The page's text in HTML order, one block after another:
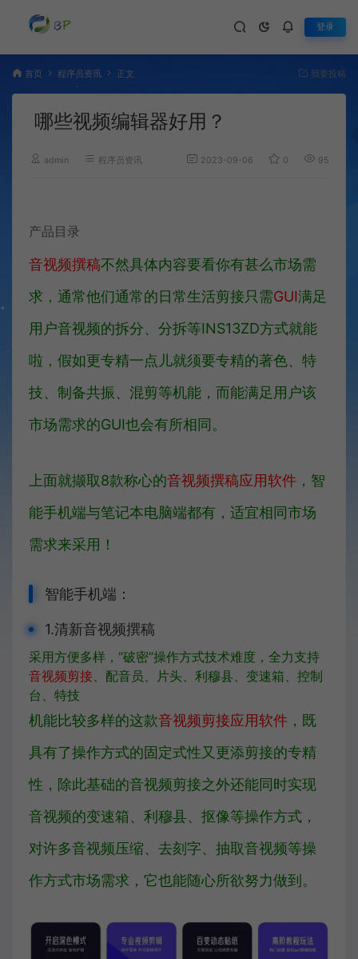
登录
首页 程序员资讯 正文 我要投稿
哪些视频编辑器好用？
admin 程序员资讯 2023-09-06 0 953
产品目录
音视频撰稿不然具体内容要看你有甚么市场需
求，通常他们通常的日常生活剪接只需GUI满足
用户音视频的拆分、分拆等INS13ZD方式就能
啦，假如更专精一点儿就须要专精的著色、特
技、制备共振、混剪等机能，而能满足用户该
市场需求的GUI也会有所相同。
上面就撷取8款称心的音视频撰稿应用软件 ，智
能手机端与笔记本电脑端都有，适宜相同市场
需求来采用！
智能手机端：
1.清新音视频撰稿
采用方便多样，“破密”操作方式技术难度，全力支持
音视频剪接、配音员、片头、利穆县、变速箱、控制
台、特技
机能比较多样的这款音视频剪接应用软件 ，既
具有了操作方式的固定式性又更添剪接的专精
性，除此基础的音视频剪接之外还能同时实现
音视频的变速箱、利穆县、抠像等操作方式，
对许多音视频压缩、去刻字、抽取音视频等操
作方式市场需求，它也能随心所欲努力做到。